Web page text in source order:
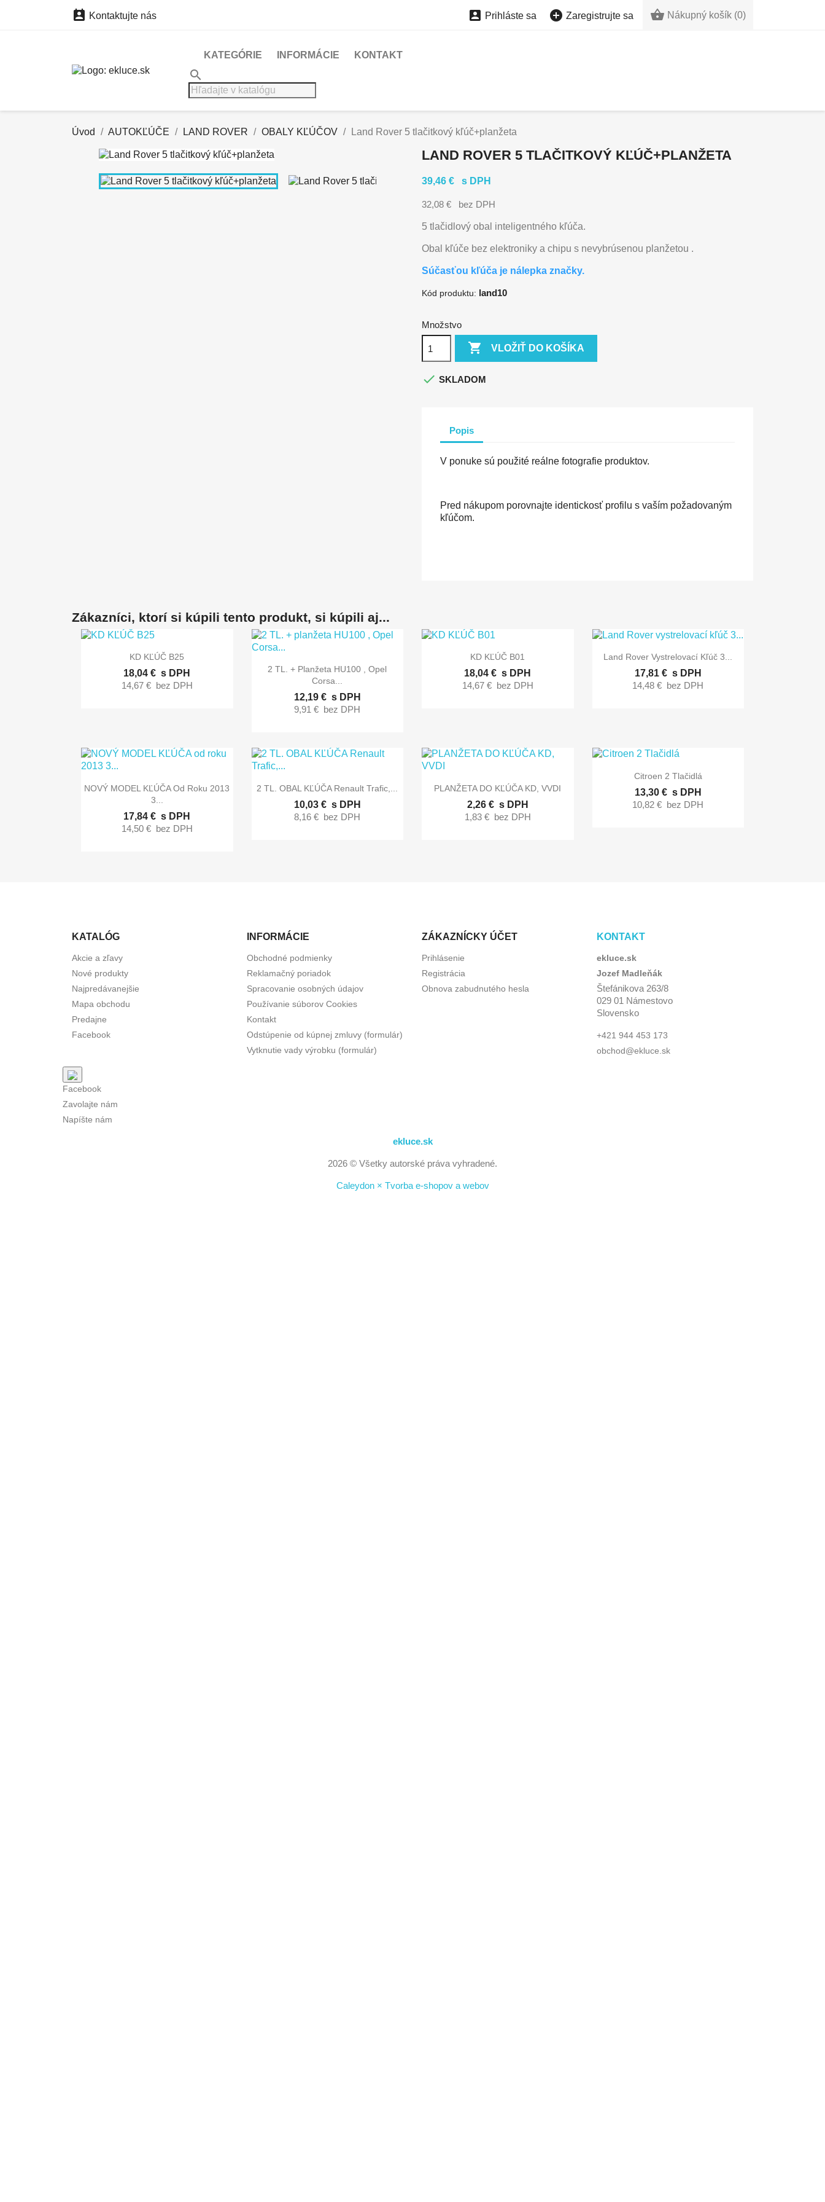
 Kontaktujte nás  Prihláste sa  Zaregistrujte sa  Nákupný košík (0)
KATEGÓRIE INFORMÁCIE KONTAKT
search
Úvod AUTOKĽÚČE LAND ROVER OBALY KĽÚČOV Land Rover 5 tlačitkový kľúč+planžeta
LAND ROVER 5 TLAČITKOVÝ KĽÚČ+PLANŽETA
39,46 € s DPH
32,08 € bez DPH
5 tlačidlový obal inteligentného kľúča.
Obal kľúče bez elektroniky a chipu s nevybrúsenou planžetou .
Súčasťou kľúča je nálepka značky.
Kód produktu: land10
Množstvo
 VLOŽIŤ DO KOŠÍKA
 SKLADOM
Popis
V ponuke sú použité reálne fotografie produktov.
Pred nákupom porovnajte identickosť profilu s vaším požadovaným
kľúčom.
Zákazníci, ktorí si kúpili tento produkt, si kúpili aj...
Rýchly náhľad
KD KĽÚČ B25
18,04 € s DPH
14,67 € bez DPH
Rýchly náhľad
2 TL. + Planžeta HU100 , Opel
Corsa...
12,19 € s DPH
9,91 € bez DPH
Rýchly náhľad
KD KĽÚČ B01
18,04 € s DPH
14,67 € bez DPH
Rýchly náhľad
Land Rover Vystrelovací Kľúč 3...
17,81 € s DPH
14,48 € bez DPH
Rýchly náhľad
NOVÝ MODEL KĽÚČA Od Roku 2013
3...
17,84 € s DPH
14,50 € bez DPH
 Rýchly náhľad
2 TL. OBAL KĽÚČA Renault Trafic,...
10,03 € s DPH
8,16 € bez DPH
Rýchly náhľad
PLANŽETA DO KĽÚČA KD, VVDI
2,26 € s DPH
1,83 € bez DPH
Rýchly náhľad
Citroen 2 Tlačidlá
13,30 € s DPH
10,82 € bez DPH
KATALÓG
Akcie a zľavy
Nové produkty
Najpredávanejšie
Mapa obchodu
Predajne
Facebook
INFORMÁCIE
Obchodné podmienky
Reklamačný poriadok
Spracovanie osobných údajov
Používanie súborov Cookies
Kontakt
Odstúpenie od kúpnej zmluvy (formulár)
Vytknutie vady výrobku (formulár)
ZÁKAZNÍCKY ÚČET
Prihlásenie
Registrácia
Obnova zabudnutého hesla
KONTAKT
ekluce.sk
Jozef Madleňák
Štefánikova 263/8
029 01 Námestovo
Slovensko
+421 944 453 173
obchod@ekluce.sk
Facebook
Zavolajte nám
Napíšte nám
ekluce.sk
2026 © Všetky autorské práva vyhradené.
Caleydon × Tvorba e-shopov a webov